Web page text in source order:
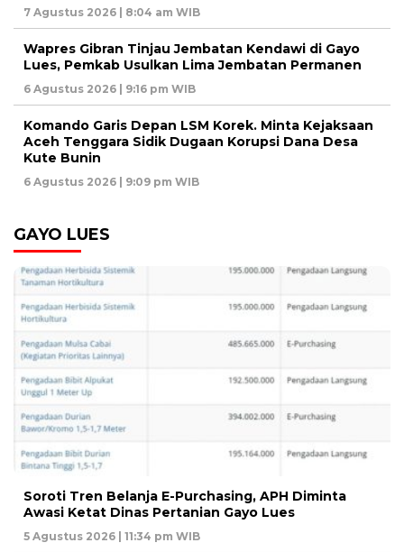
7 Agustus 2026 | 8:04 am WIB
Wapres Gibran Tinjau Jembatan Kendawi di Gayo
Lues, Pemkab Usulkan Lima Jembatan Permanen
6 Agustus 2026 | 9:16 pm WIB
Komando Garis Depan LSM Korek. Minta Kejaksaan
Aceh Tenggara Sidik Dugaan Korupsi Dana Desa
Kute Bunin
6 Agustus 2026 | 9:09 pm WIB
GAYO LUES
Soroti Tren Belanja E-Purchasing, APH Diminta
Awasi Ketat Dinas Pertanian Gayo Lues
5 Agustus 2026 | 11:34 pm WIB